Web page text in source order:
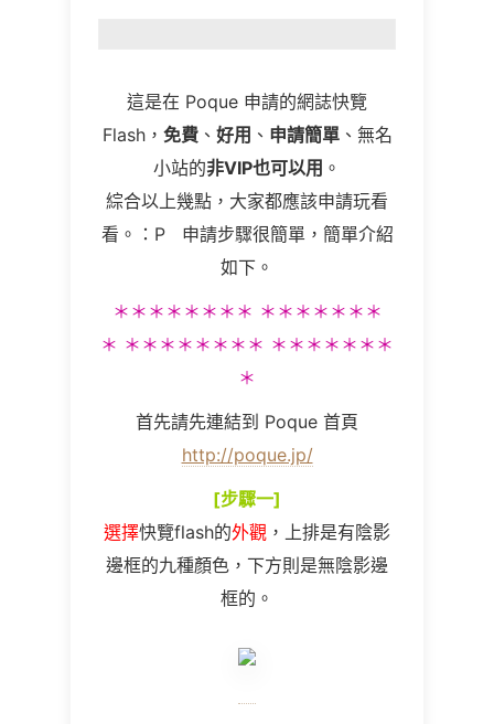
這是在 Poque 申請的網誌快覽
Flash， 免費、 好用 、 申請簡單、無名
小站的非VIP也可以用 。
綜合以上幾點，大家都應該申請玩看
看。：P 申請步驟很簡單，簡單介紹
如下。
＊ ＊ ＊ ＊＊ ＊ ＊ ＊ ＊ ＊ ＊ ＊＊ ＊ ＊
＊ ＊ ＊ ＊ ＊＊ ＊ ＊ ＊ ＊ ＊ ＊ ＊＊ ＊ ＊
＊
首先請先連結到 Poque 首頁
http://poque.jp/
[步驟一]
選擇快覽flash的外觀 ，上排是有陰影
邊框的九種顏色，下方則是無陰影邊
框的。